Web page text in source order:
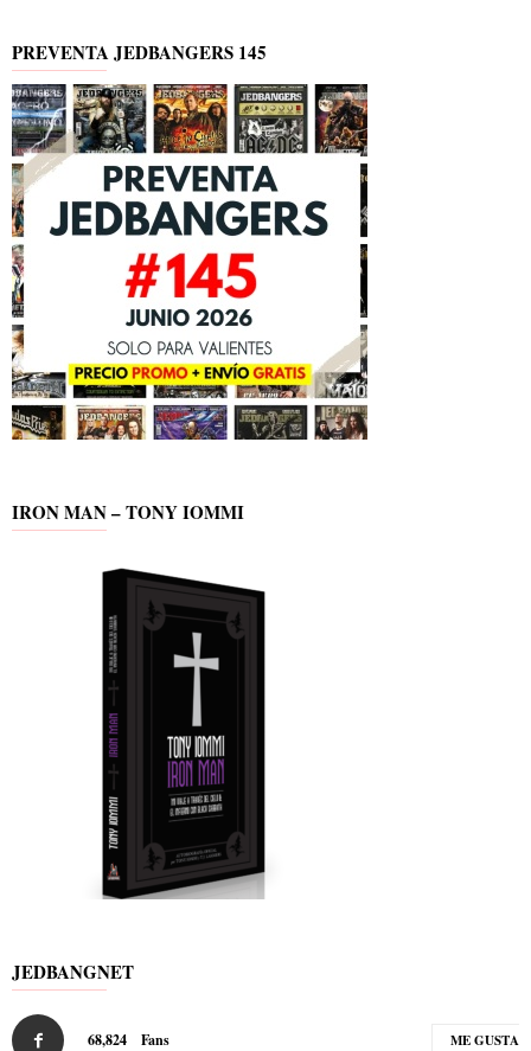
PREVENTA JEDBANGERS 145
IRON MAN – TONY IOMMI
JEDBANGNET
68,824 Fans ME GUSTA